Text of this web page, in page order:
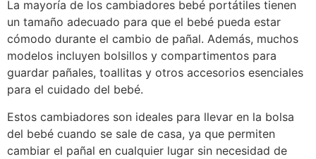
La mayoría de los cambiadores bebé portátiles tienen
un tamaño adecuado para que el bebé pueda estar
cómodo durante el cambio de pañal. Además, muchos
modelos incluyen bolsillos y compartimentos para
guardar pañales, toallitas y otros accesorios esenciales
para el cuidado del bebé.
Estos cambiadores son ideales para llevar en la bolsa
del bebé cuando se sale de casa, ya que permiten
cambiar el pañal en cualquier lugar sin necesidad de